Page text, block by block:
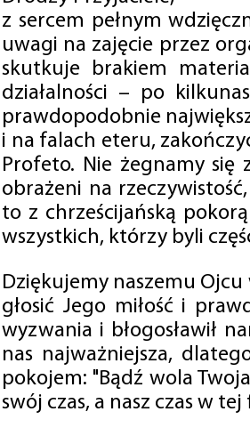
z sercem pełnym
uwagi na zajęcie przez
skutkuje brakiem
działalności – po
prawdopodobnie
i na falach eteru,
Profeto. Nie żegnamy
obrażeni na
to z chrześcijańską
wszystkich, którzy byli
Dziękujemy naszemu
głosić Jego miłość i
wyzwania i błogosławił
nas najważniejsza,
pokojem: "Bądź wola
swój czas, a nasz czas w tej